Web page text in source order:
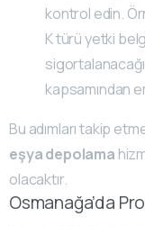
kontrol edin.
K türü yetki
kapsamından
Bu adımları takip
eşya depolama
olacaktır.
Osmanağa’da